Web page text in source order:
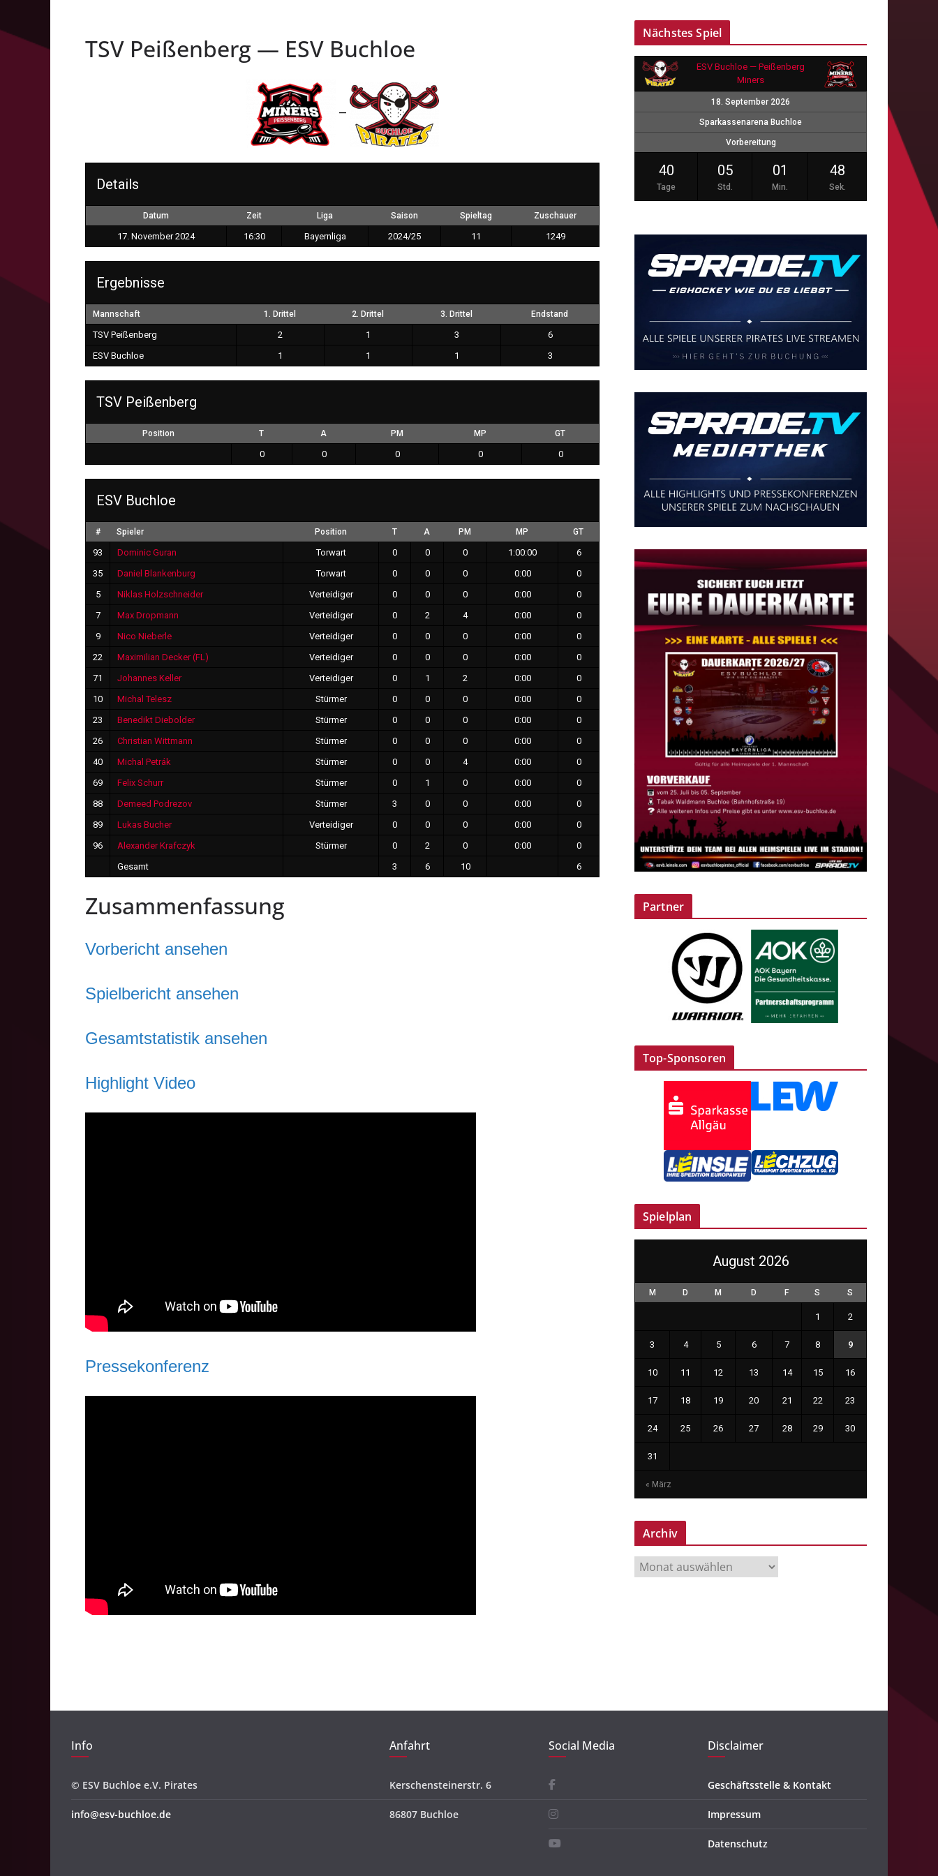
TSV Peißenberg — ESV Buchloe
—
Details
Datum Zeit Liga Saison Spieltag Zuschauer
17. November 2024 16:30 Bayernliga 2024/25 11 1249
Ergebnisse
Mannschaft 1. Drittel 2. Drittel 3. Drittel Endstand
TSV Peißenberg 2 1 3
6
ESV Buchloe
1 1 1 3
TSV Peißenberg
Position T A PM MP GT
0 0 0 0 0
ESV Buchloe
# Spieler Position T A PM MP GT
93 Dominic Guran Torwart 0 0 0 1:00:00
6
35
Daniel Blankenburg Torwart 0 0 0 0:00
0
5
Niklas Holzschneider Verteidiger 0 0 0 0:00
0
7
Max Dropmann Verteidiger 0 2 4 0:00
0
9
Nico Nieberle Verteidiger 0 0 0 0:00
0
22
Maximilian Decker (FL) Verteidiger 0 0 0 0:00
0
71
Johannes Keller Verteidiger 0 1 2 0:00
0
10
Michal Telesz Stürmer 0 0 0 0:00
0
23
Benedikt Diebolder Stürmer 0 0 0 0:00
0
26
Christian Wittmann Stürmer 0 0 0 0:00
0
40
Michal Petrák Stürmer 0 0 4 0:00
0
69
Felix Schurr Stürmer 0 1 0 0:00
0
88
Demeed Podrezov Stürmer 3 0 0 0:00
0
89
Lukas Bucher Verteidiger 0 0 0 0:00
0
96
Alexander Krafczyk Stürmer 0 2 0 0:00
0
Gesamt
3 6 10 6
Zusammenfassung
Vorbericht ansehen
Spielbericht ansehen
Gesamtstatistik ansehen
Highlight Video
Pressekonferenz
Nächstes Spiel
ESV Buchloe — Peißenberg
Miners
18. September 2026
Sparkassenarena Buchloe
Vorbereitung
40
Tage
05
Std.
01
Min.
47
Sek.
Partner
Top-Sponsoren
Spielplan
August 2026
M D M D F S S
« März
1 2
3 4 5 6 7 8 9
10 11 12 13 14 15 16
17 18 19 20 21 22 23
24 25 26 27 28 29 30
31
Archiv
r
Info
© ESV Buchloe e.V. Pirates
info@esv-buchloe.de
Anfahrt
Kerschensteinerstr. 6
86807 Buchloe
Social Media Disclaimer
Geschäftsstelle & Kontakt
Impressum
Datenschutz